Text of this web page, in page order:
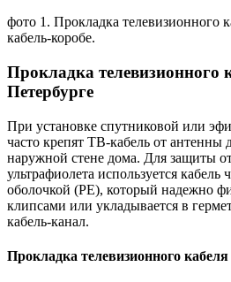
фото 1. Прокладка телевизионного
кабель-коробе.
Прокладка телевизионного
Петербурге
При установке спутниковой или
часто крепят ТВ-кабель от антенны
наружной стене дома. Для защиты
ультрафиолета используется кабель
оболочкой (PE), который надежно
клипсами или укладывается в
кабель-канал.
Прокладка телевизионного